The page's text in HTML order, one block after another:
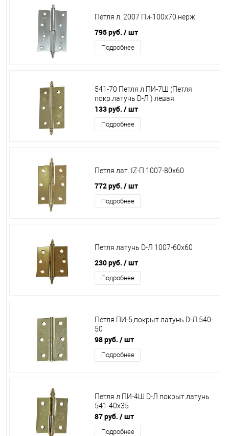
Петля л. 2007 Пи-100х70 нерж.
795 руб. / шт
Подробнее
541-70 Петля л ПИ-7Ш (Петля
покр.латунь D-Л ) левая
133 руб. / шт
Подробнее
Петля лат. IZ-П 1007-80х60
772 руб. / шт
Подробнее
Петля латунь D-Л 1007-60х60
230 руб. / шт
Подробнее
Петля ПИ-5,покрыт.латунь D-Л 540-
50
98 руб. / шт
Подробнее
Петля л ПИ-4Ш D-Л покрыт.латунь
541-40х35
87 руб. / шт
Подробнее